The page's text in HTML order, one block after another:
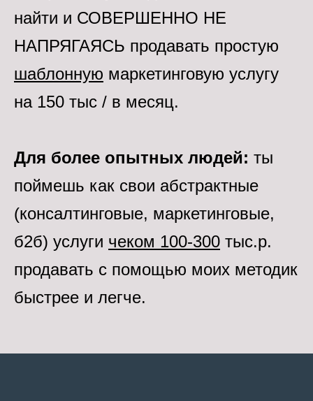
найти и СОВЕРШЕННО НЕ
НАПРЯГАЯСЬ продавать простую
шаблонную маркетинговую услугу
на 150 тыс / в месяц.
Для более опытных людей: ты
поймешь как свои абстрактные
(консалтинговые, маркетинговые,
б2б) услуги чеком 100-300 тыс.р.
продавать с помощью моих методик
быстрее и легче.